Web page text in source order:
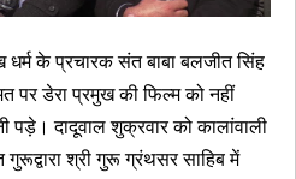
के प्रचारक संत बाबा बलजीत सिंह
पर डेरा प्रमुख की फिल्म को नहीं
पड़े। दादूवाल शुक्रवार को कालांवाली
श्री गुरू ग्रंथसर साहिब में